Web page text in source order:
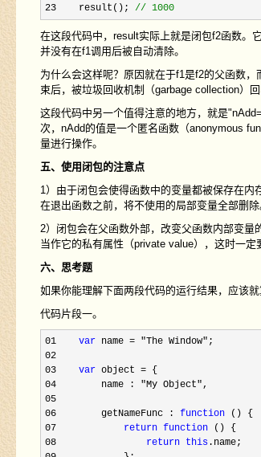
23    result(); // 1000
在这段代码中，result实际上就是闭包f2函数。
并没有在f1调用后被自动清除。
为什么会这样呢？原因就在于f1是f2的父函数
束后，被垃圾回收机制（garbage collection）回
这段代码中另一个值得注意的地方，就是
次，nAdd的值是一个匿名函数（anonymous
量进行操作。
五、使用闭包的注意点
1）由于闭包会使得函数中的变量都被保存在内
在退出函数之前，将不使用的局部变量全部删除
2）闭包会在父函数外部，改变父函数内部变
当作它的私有属性（private value），这时一定
六、思考题
如果你能理解下面两段代码的运行结果，应该就
代码片段一。
01 var name = "The Window"
02
03 var object =
04        name : "My Object"
05
06        getNameFunc : function
07 return function
08 return this